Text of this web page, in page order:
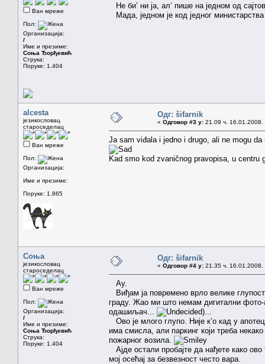
Ван мреже
Пол:
Организација:
/
Име и презиме:
Соња Ђорђевић
Струка:
Поруке: 1.404
Не би’ ни ја, ал’ пише на једном од
Мада, једном је код једног
alcesta
језикословац
староседелац
Ван мреже
Пол:
Организација:
Име и презиме:
Поруке: 1.865
Одг: šifarnik
« Одговор #3 у: 21.09 ч. 16.01.2008.
Ja sam viđala i jedno i drugo, ali ne mogu
Kad smo kod zvaničnog pravopisa, u
Соња
језикословац
староседелац
Ван мреже
Пол:
Организација:
/
Име и презиме:
Соња Ђорђевић
Струка:
Поруке: 1.404
Одг: šifarnik
« Одговор #4 у: 21.35 ч. 16.01.2008.
Ау.
Виђам ја повремено врло велике
граду. Жао ми што немам дигитални
одашиљач...
)...
Ово је млого глупо. Није к’о кад у
има смисла, али паркинг који треба
пожарног возила.
Ајде остали пробајте да нађете како
мој осећај за безвезност често вара.